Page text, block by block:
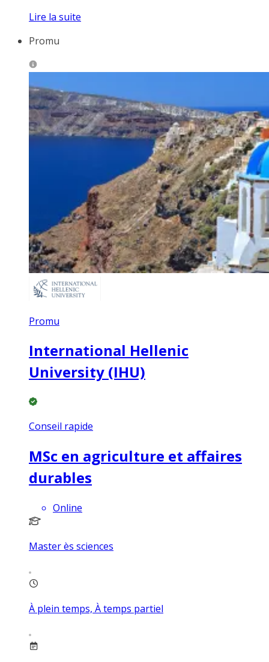
Lire la suite
Promu
Promu
International Hellenic
University (IHU)
Conseil rapide
MSc en agriculture et affaires
durables
Online
Master ès sciences
À plein temps, À temps partiel